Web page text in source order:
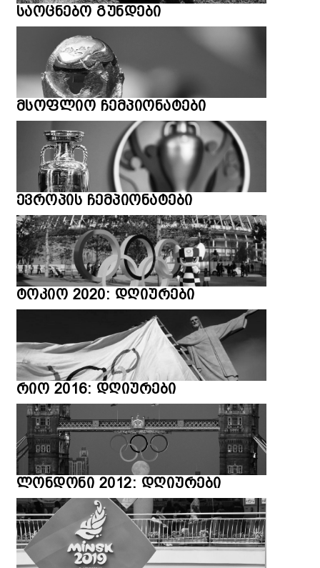
საოცნებო გუნდები
მსოფლიო ჩემპიონატები
ევროპის ჩემპიონატები
ტოკიო 2020: დღიურები
რიო 2016: დღიურები
ლონდონი 2012: დღიურები